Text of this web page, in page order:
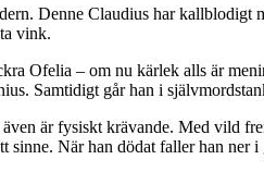
Denne Claudius har kallblodigt
vink.
Ofelia – om nu kärlek alls är
Samtidigt går han i
är fysiskt krävande. Med vild
När han dödat faller han ner i